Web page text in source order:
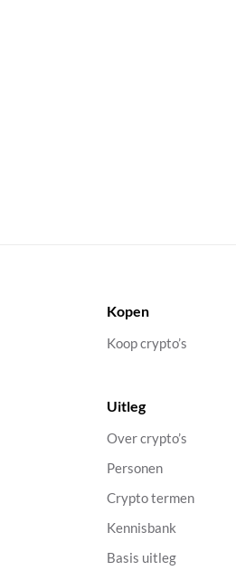
Kopen
Koop crypto’s
Uitleg
Over crypto’s
Personen
Crypto termen
Kennisbank
Basis uitleg